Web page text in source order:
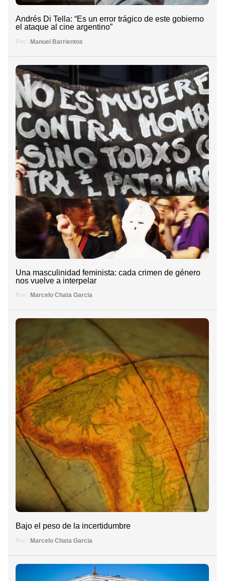
Andrés Di Tella: “Es un error trágico de este gobierno
el ataque al cine argentino”
Por: Manuel Barrientos
Una masculinidad feminista: cada crimen de género
nos vuelve a interpelar
Por: Marcelo Chata Garcia
Bajo el peso de la incertidumbre
Por: Marcelo Chata Garcia